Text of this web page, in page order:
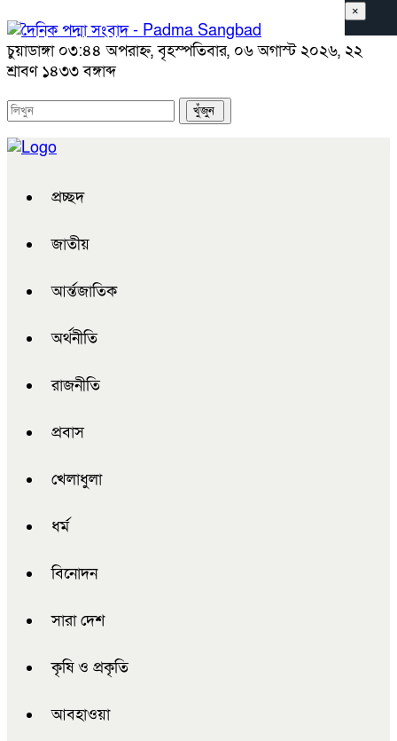
চুয়াডাঙ্গা ০৩:৪৪ অপরাহ্ন, বৃহস্পতিবার, ০৬ অগাস্ট ২০২৬, ২২
শ্রাবণ ১৪৩৩ বঙ্গাব্দ
প্রচ্ছদ
জাতীয়
আর্ন্তজাতিক
অর্থনীতি
রাজনীতি
প্রবাস
খেলাধুলা
ধর্ম
বিনোদন
সারা দেশ
কৃষি ও প্রকৃতি
আবহাওয়া
×